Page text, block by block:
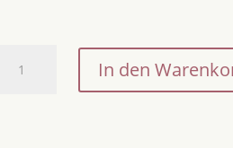
Topper
In den